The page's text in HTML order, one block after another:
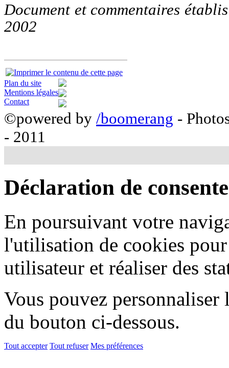
Document et commentaires
2002
Plan du site
Mentions légales
Contact
©powered by /boomerang -
- 2011
Déclaration de
En poursuivant votre
l'utilisation de cookies
utilisateur et réaliser des
Vous pouvez
du bouton ci-dessous.
Tout accepter Tout refuser Mes préférences